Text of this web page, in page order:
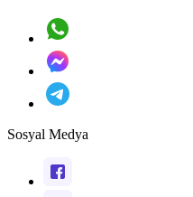
Sosyal Medya